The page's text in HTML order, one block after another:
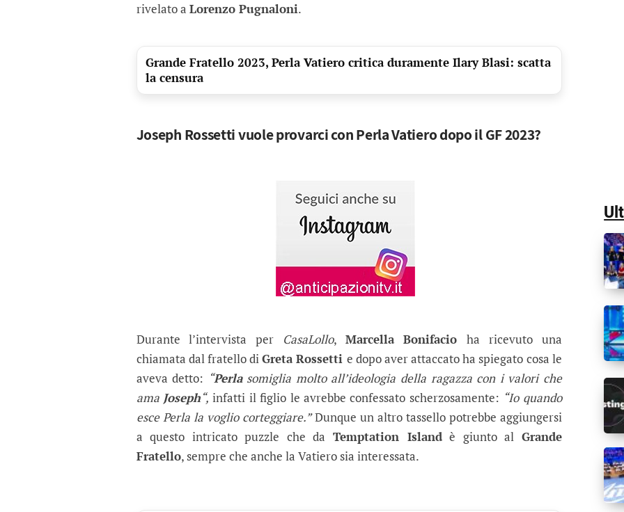
rivelato a Lorenzo Pugnaloni.
Grande Fratello 2023, Perla Vatiero critica duramente Ilary Blasi: scatta
la censura
Joseph Rossetti vuole provarci con Perla Vatiero dopo il GF 2023?
Durante l’intervista per CasaLollo, Marcella Bonifacioha ricevuto una
chiamata dal fratello diGreta Rossetti e dopo aver attaccato ha spiegato cosa le
aveva detto: “Perlasomiglia molto all’ideologia della ragazza con i valori che
ama Joseph“, infatti il figlio le avrebbe confessato scherzosamente: “Io quando
esce Perla la voglio corteggiare.”Dunque un altro tassello potrebbe aggiungersi
a questo intricato puzzle che da Temptation Islandè giunto al Grande
Fratello, sempre che anche la Vatiero sia interessata.